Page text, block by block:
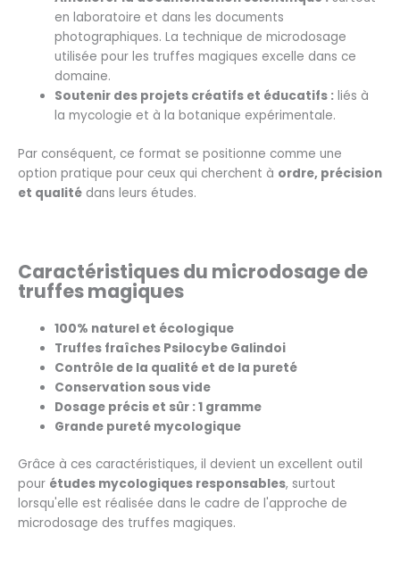
en laboratoire et dans les documents
photographiques. La technique de microdosage
utilisée pour les truffes magiques excelle dans ce
domaine.
Soutenir des projets créatifs et éducatifs : liés à
la mycologie et à la botanique expérimentale.
Par conséquent, ce format se positionne comme une
option pratique pour ceux qui cherchent à ordre, précision
et qualité dans leurs études.
Caractéristiques du microdosage de
truffes magiques
100% naturel et écologique
Truffes fraîches Psilocybe Galindoi
Contrôle de la qualité et de la pureté
Conservation sous vide
Dosage précis et sûr : 1 gramme
Grande pureté mycologique
Grâce à ces caractéristiques, il devient un excellent outil
pour études mycologiques responsables, surtout
lorsqu'elle est réalisée dans le cadre de l'approche de
microdosage des truffes magiques.